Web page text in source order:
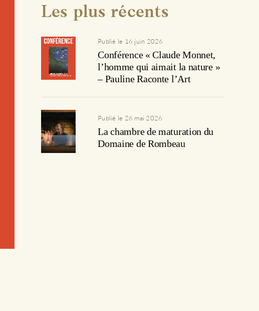
Les plus récents
Publié le 16 juin 2026
Conférence « Claude Monnet,
l’homme qui aimait la nature »
– Pauline Raconte l’Art
Publié le 26 mai 2026
La chambre de maturation du
Domaine de Rombeau